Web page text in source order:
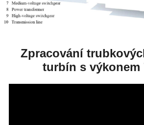
Zpracování
turbín s výkonem